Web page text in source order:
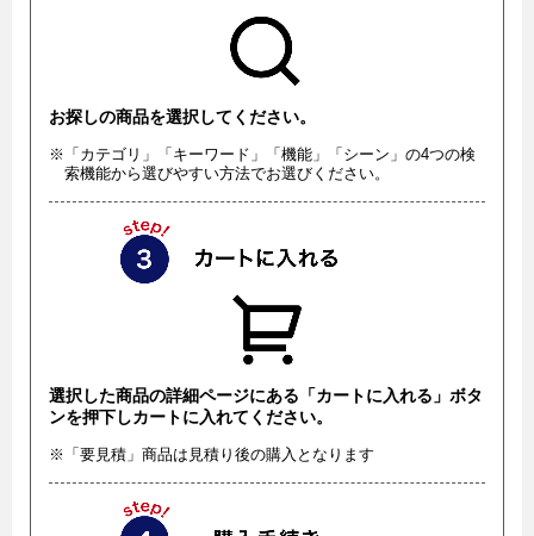
お探しの商品を選択してください。
※「カテゴリ」「キーワード」「機能」「シーン」の4つの検
索機能から選びやすい方法でお選びください。
選択した商品の詳細ページにある「カートに入れる」ボタ
ンを押下しカートに入れてください。
※「要見積」商品は見積り後の購入となります